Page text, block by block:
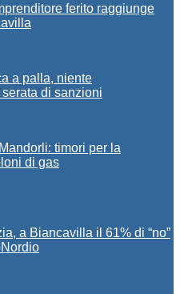
ferito raggiunge
a palla, niente
di sanzioni
timori per la
di gas
a Biancavilla il 61% di “no”